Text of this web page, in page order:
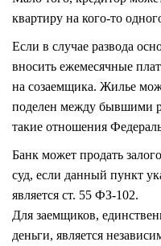
квартиру на кого-то
Если в случае развода
вносить ежемесячные
на созаемщика. Жилье
поделен между бывшими
такие отношения
Банк может продать
суд, если данный пункт
является ст. 55 ФЗ-102.
Для заемщиков,
деньги, является